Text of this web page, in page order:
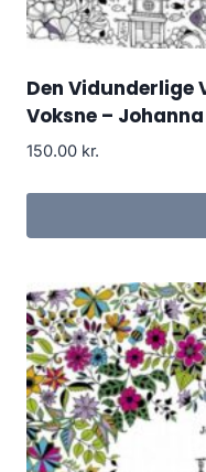
Den Vidunderlige
Voksne –
150.00 kr.